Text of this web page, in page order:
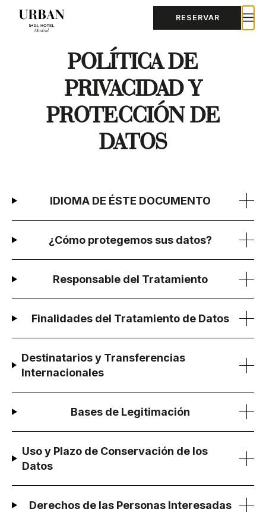
RESERVAR
POLÍTICA DE
PRIVACIDAD Y
PROTECCIÓN DE
DATOS
IDIOMA DE ÉSTE DOCUMENTO
¿Cómo protegemos sus datos?
Responsable del Tratamiento
Finalidades del Tratamiento de Datos
Destinatarios y Transferencias
Internacionales
Bases de Legitimación
Uso y Plazo de Conservación de los
Datos
Derechos de las Personas Interesadas